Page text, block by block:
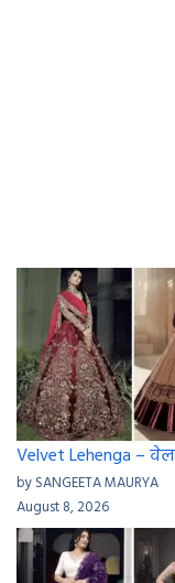
Velvet Lehenga –
by SANGEETA MAURYA
August 8, 2026